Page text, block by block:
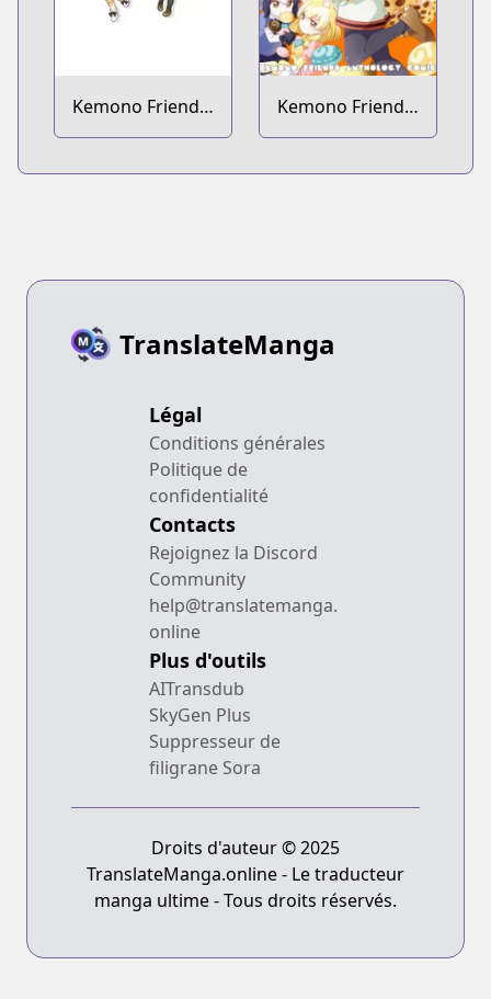
Kemono Friends:
Comic à la Carte
Kemono Friends:
Comic Anthology
TranslateManga
Légal
Conditions générales
Politique de
confidentialité
Contacts
Rejoignez la Discord
Community
help@translatemanga.
online
Plus d'outils
AITransdub
SkyGen Plus
Suppresseur de
filigrane Sora
Droits d'auteur © 2025
TranslateManga.online - Le traducteur
manga ultime - Tous droits réservés.